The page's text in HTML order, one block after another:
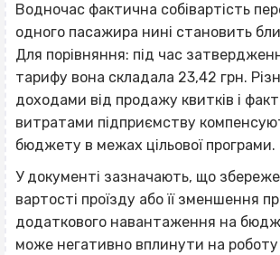
Водночас фактична собівартість
одного пасажира нині становить
Для порівняння: під час
тарифу вона складала 23,42 грн.
доходами від продажу квитків і
витратами підприємству
бюджету в межах цільової програми.
У документі зазначають, що
вартості проїзду або її зменшення
додаткового навантаження на
може негативно вплинути на